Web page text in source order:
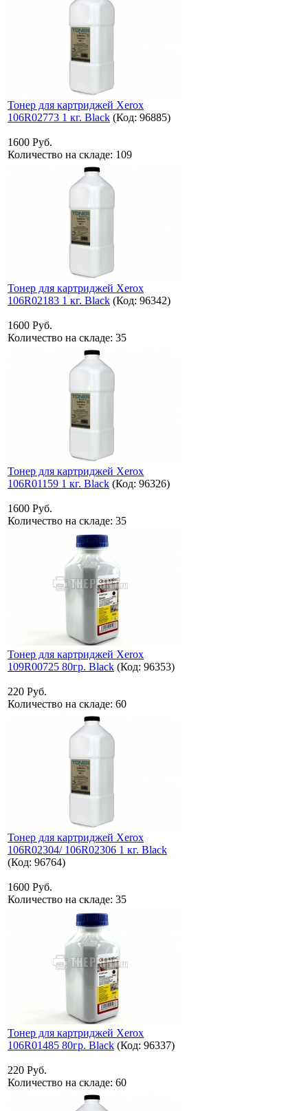
Тонер для картриджей Xerox
106R02773 1 кг. Black (Код: 96885)
1600 Руб.
Количество на складе: 109
Тонер для картриджей Xerox
106R02183 1 кг. Black (Код: 96342)
1600 Руб.
Количество на складе: 35
Тонер для картриджей Xerox
106R01159 1 кг. Black (Код: 96326)
1600 Руб.
Количество на складе: 35
Тонер для картриджей Xerox
109R00725 80гр. Black (Код: 96353)
220 Руб.
Количество на складе: 60
Тонер для картриджей Xerox
106R02304/ 106R02306 1 кг. Black
(Код: 96764)
1600 Руб.
Количество на складе: 35
Тонер для картриджей Xerox
106R01485 80гр. Black (Код: 96337)
220 Руб.
Количество на складе: 60